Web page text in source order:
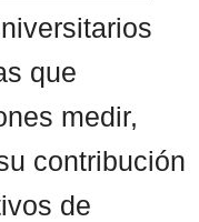
que
medir,
contribución
de